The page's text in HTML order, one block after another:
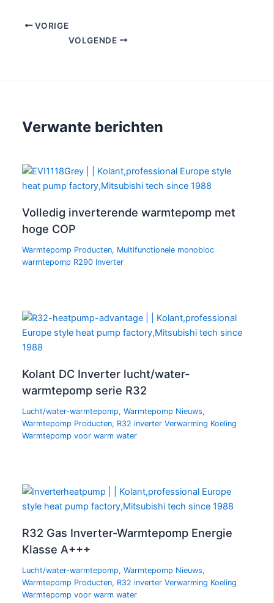
VORIGE
VOLGENDE
Verwante berichten
Volledig inverterende warmtepomp met
hoge COP
Warmtepomp Producten, Multifunctionele monobloc
warmtepomp R290 Inverter
Kolant DC Inverter lucht/water-
warmtepomp serie R32
Lucht/water-warmtepomp,Warmtepomp Nieuws,
Warmtepomp Producten, R32 inverter Verwarming Koeling
Warmtepomp voor warm water
R32 Gas Inverter-Warmtepomp Energie
Klasse A+++
Lucht/water-warmtepomp,Warmtepomp Nieuws,
Warmtepomp Producten, R32 inverter Verwarming Koeling
Warmtepomp voor warm water